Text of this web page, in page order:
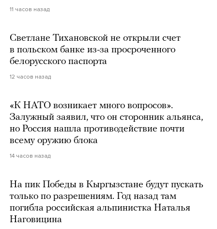
11 часов назад
Светлане Тихановской не открыли счет
в польском банке из-за просроченного
белорусского паспорта
12 часов назад
«К НАТО возникает много вопросов».
Залужный заявил, что он сторонник альянса,
но Россия нашла противодействие почти
всему оружию блока
14 часов назад
На пик Победы в Кыргызстане будут пускать
только по разрешениям. Год назад там
погибла российская альпинистка Наталья
Наговицина